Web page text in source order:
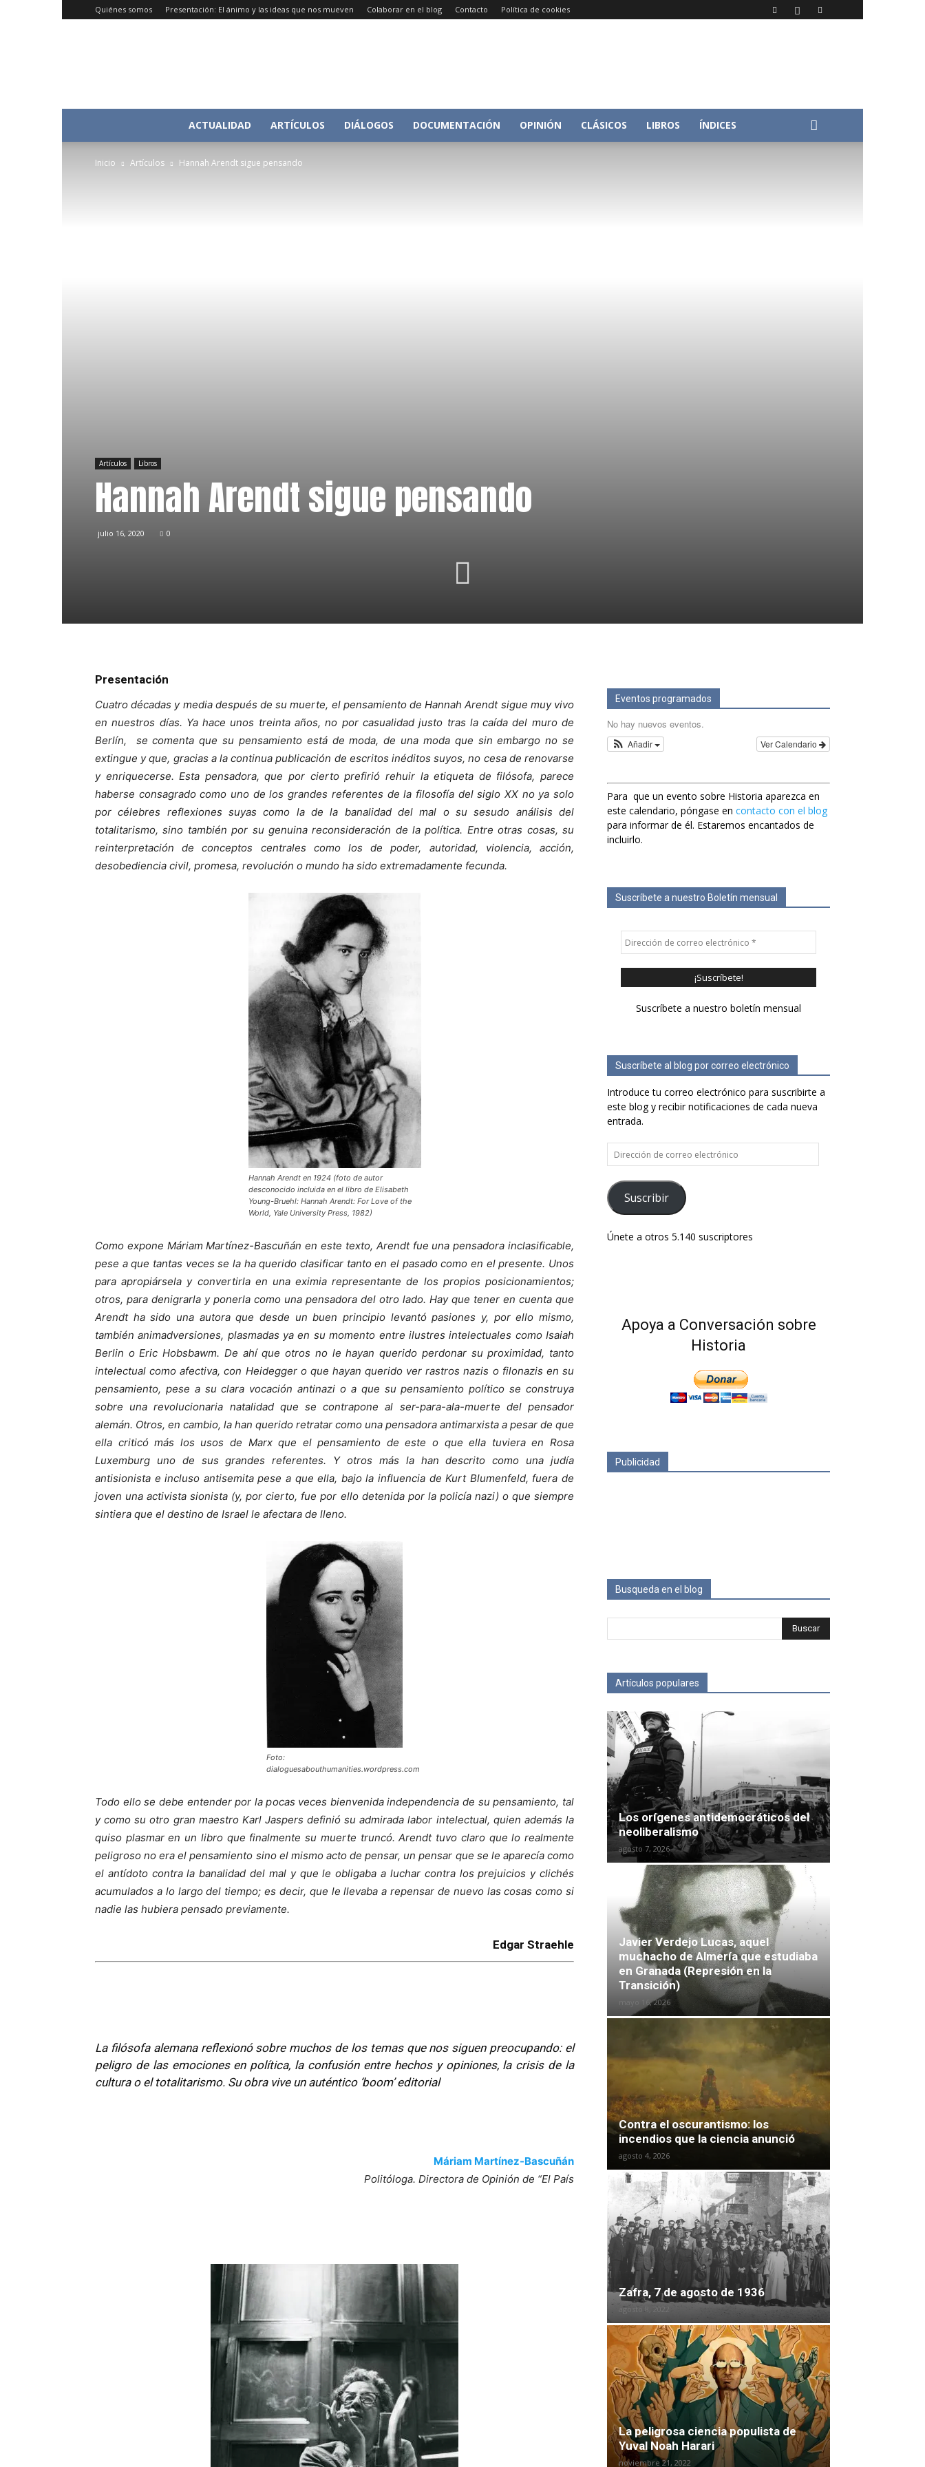
Quiénes somos Presentación: El ánimo y las ideas que nos mueven Colaborar en el blog Contacto Política de cookies
Conversacion
ACTUALIDAD ARTÍCULOS DIÁLOGOS DOCUMENTACIÓN OPINIÓN CLÁSICOS LIBROS ÍNDICES
Inicio Artículos Hannah Arendt sigue pensando
Artículos Libros
Hannah Arendt sigue pensando
julio 16, 2020 0
Presentación
Cuatro décadas y media después de su muerte, el pensamiento de Hannah Arendt sigue muy vivo
en nuestros días. Ya hace unos treinta años, no por casualidad justo tras la caída del muro de
Berlín, se comenta que su pensamiento está de moda, de una moda que sin embargo no se
extingue y que, gracias a la continua publicación de escritos inéditos suyos, no cesa de renovarse
y enriquecerse. Esta pensadora, que por cierto prefirió rehuir la etiqueta de filósofa, parece
haberse consagrado como uno de los grandes referentes de la filosofía del siglo XX no ya solo
por célebres reflexiones suyas como la de la banalidad del mal o su sesudo análisis del
totalitarismo, sino también por su genuina reconsideración de la política. Entre otras cosas, su
reinterpretación de conceptos centrales como los de poder, autoridad, violencia, acción,
desobediencia civil, promesa, revolución o mundo ha sido extremadamente fecunda.
Hannah Arendt en 1924 (foto de autor
desconocido incluida en el libro de Elisabeth
Young-Bruehl: Hannah Arendt: For Love of the
World, Yale University Press, 1982)
Como expone Máriam Martínez-Bascuñán en este texto, Arendt fue una pensadora inclasificable,
pese a que tantas veces se la ha querido clasificar tanto en el pasado como en el presente. Unos
para apropiársela y convertirla en una eximia representante de los propios posicionamientos;
otros, para denigrarla y ponerla como una pensadora del otro lado. Hay que tener en cuenta que
Arendt ha sido una autora que desde un buen principio levantó pasiones y, por ello mismo,
también animadversiones, plasmadas ya en su momento entre ilustres intelectuales como Isaiah
Berlin o Eric Hobsbawm. De ahí que otros no le hayan querido perdonar su proximidad, tanto
intelectual como afectiva, con Heidegger o que hayan querido ver rastros nazis o filonazis en su
pensamiento, pese a su clara vocación antinazi o a que su pensamiento político se construya
sobre una revolucionaria natalidad que se contrapone al ser-para-ala-muerte del pensador
alemán. Otros, en cambio, la han querido retratar como una pensadora antimarxista a pesar de que
ella criticó más los usos de Marx que el pensamiento de este o que ella tuviera en Rosa
Luxemburg uno de sus grandes referentes. Y otros más la han descrito como una judía
antisionista e incluso antisemita pese a que ella, bajo la influencia de Kurt Blumenfeld, fuera de
joven una activista sionista (y, por cierto, fue por ello detenida por la policía nazi) o que siempre
sintiera que el destino de Israel le afectara de lleno.
Foto:
dialoguesabouthumanities.wordpress.com
Todo ello se debe entender por la pocas veces bienvenida independencia de su pensamiento, tal
y como su otro gran maestro Karl Jaspers definió su admirada labor intelectual, quien además la
quiso plasmar en un libro que finalmente su muerte truncó. Arendt tuvo claro que lo realmente
peligroso no era el pensamiento sino el mismo acto de pensar, un pensar que se le aparecía como
el antídoto contra la banalidad del mal y que le obligaba a luchar contra los prejuicios y clichés
acumulados a lo largo del tiempo; es decir, que le llevaba a repensar de nuevo las cosas como si
nadie las hubiera pensado previamente.
Edgar Straehle
La filósofa alemana reflexionó sobre muchos de los temas que nos siguen preocupando: el
peligro de las emociones en política, la confusión entre hechos y opiniones, la crisis de la
cultura o el totalitarismo. Su obra vive un auténtico ‘boom’ editorial
Máriam Martínez-Bascuñán
Politóloga. Directora de Opinión de “El País
Eventos programados
No hay nuevos eventos.
Ver Calendario
Añadir
Para que un evento sobre Historia aparezca en
este calendario, póngase en contacto con el blog
para informar de él. Estaremos encantados de
incluirlo.
Suscríbete a nuestro Boletín mensual
Suscríbete a nuestro boletín mensual
Suscríbete al blog por correo electrónico
Introduce tu correo electrónico para suscribirte a
este blog y recibir notificaciones de cada nueva
entrada.
Dirección
de
correo
electrónico
Suscribir
Únete a otros 5.140 suscriptores
Apoya a Conversación sobre
Historia
Publicidad
Busqueda en el blog
Artículos populares
Los orígenes antidemocráticos del
neoliberalismo
agosto 7, 2026
Javier Verdejo Lucas, aquel
muchacho de Almería que estudiaba
en Granada (Represión en la
Transición)
mayo 16, 2026
Contra el oscurantismo: los
incendios que la ciencia anunció
agosto 4, 2026
Zafra, 7 de agosto de 1936
agosto 8, 2022
La peligrosa ciencia populista de
Yuval Noah Harari
noviembre 21, 2022